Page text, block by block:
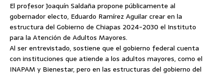
El profesor Joaquín Saldaña propone públicamente al
gobernador electo, Eduardo Ramírez Aguilar crear en la
estructura del Gobierno de Chiapas 2024-2030 el Instituto
para la Atención de Adultos Mayores.
Al ser entrevistado, sostiene que el gobierno federal cuenta
con instituciones que atiende a los adultos mayores, como el
INAPAM y Bienestar, pero en las estructuras del gobierno del